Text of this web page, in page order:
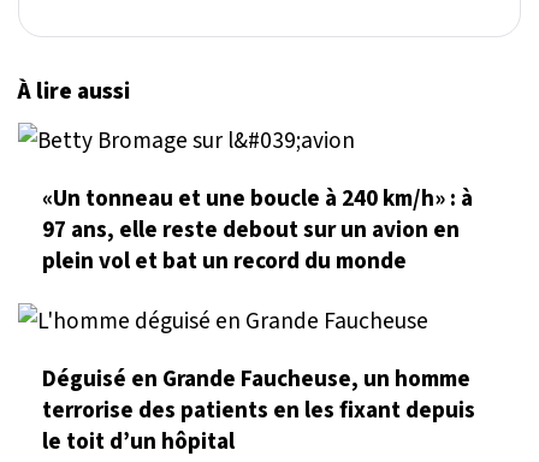
À lire aussi
«Un tonneau et une boucle à 240 km/h» : à
97 ans, elle reste debout sur un avion en
plein vol et bat un record du monde
Déguisé en Grande Faucheuse, un homme
terrorise des patients en les fixant depuis
le toit d’un hôpital